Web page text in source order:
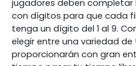
jugadores deben completar
con dígitos para que cada
tenga un dígito del 1 al 9.
elegir entre una variedad
proporcionarán con gran